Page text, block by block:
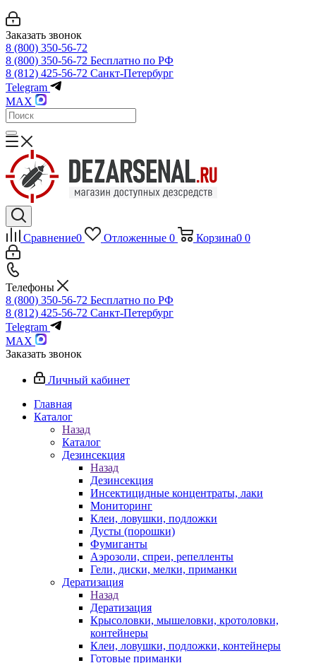
Заказать звонок
8 (800) 350-56-72
8 (800) 350-56-72 Бесплатно по РФ
8 (812) 425-56-72 Санкт-Петербург
Telegram
MAX
Сравнение0 Отложенные 0 Корзина0 0
Телефоны
8 (800) 350-56-72 Бесплатно по РФ
8 (812) 425-56-72 Санкт-Петербург
Telegram
MAX
Заказать звонок
Личный кабинет
Главная
Каталог
Назад
Каталог
Дезинсекция
Назад
Дезинсекция
Инсектицидные концентраты, лаки
Мониторинг
Клеи, ловушки, подложки
Дусты (порошки)
Фумиганты
Аэрозоли, спреи, репелленты
Гели, диски, мелки, приманки
Дератизация
Назад
Дератизация
Крысоловки, мышеловки, кротоловки,
контейнеры
Клеи, ловушки, подложки, контейнеры
Готовые приманки